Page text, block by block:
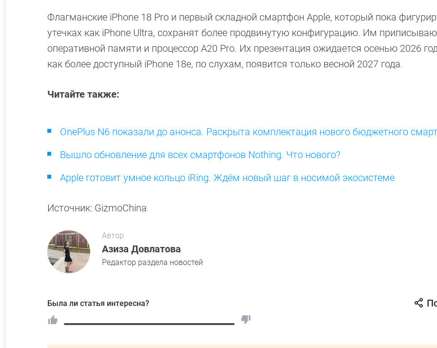
Флагманские iPhone 18 Pro и первый складной смартфон Apple, который пока
утечках как iPhone Ultra, сохранят более продвинутую конфигурацию. Им
оперативной памяти и процессор A20 Pro. Их презентация ожидается осенью 2026
как более доступный iPhone 18e, по слухам, появится только весной 2027 года.
Читайте также:
OnePlus N6 показали до анонса. Раскрыта комплектация нового бюджетного
Вышло обновление для всех смартфонов Nothing. Что нового?
Apple готовит умное кольцо iRing. Ждём новый шаг в носимой экосистеме
Источник: GizmoChina
Автор
Азиза Довлатова
Редактор раздела новостей
Была ли статья интересна?